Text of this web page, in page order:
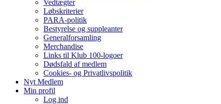
Vedtægter
Løbskriterier
PARA-politik
Bestyrelse og suppleanter
Generalforsamling
Merchandise
Links til Klub 100-logoer
Dødsfald af medlem
Cookies- og Privatlivspolitik
Nyt Medlem
Min profil
Log ind